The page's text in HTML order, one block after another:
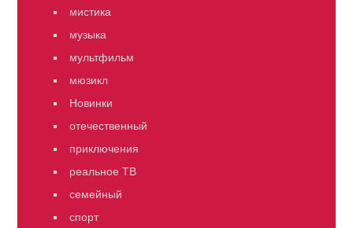
мистика
музыка
мультфильм
мюзикл
Новинки
отечественный
приключения
реальное ТВ
семейный
спорт